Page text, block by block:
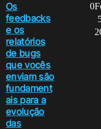
Os
feedbacks
e os
relatórios
de bugs
que vocês
enviam são
fundament
ais para a
evolução
das
0